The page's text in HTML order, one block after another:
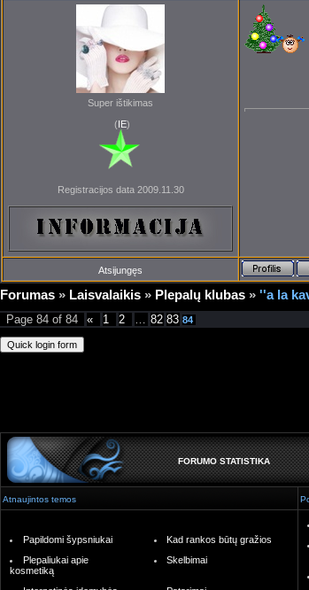
Super ištikimas
(IE)
Registracijos data 2009.11.30
Atsijungęs
Forumas » Laisvalaikis » Plepalų klubas » ''a la
Page 84 of 84 « 1 2 … 82 83 84
FORUMO STATISTIKA
Atnaujintos temos
Papildomi šypsniukai
Kad rankos būtų gražios
Plepaliukai apie
kosmetiką
Skelbimai